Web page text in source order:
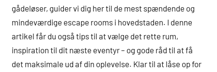
gådeløser, guider vi dig her til de mest spændende og
mindeværdige escape rooms i hovedstaden. I denne
artikel får du også tips til at vælge det rette rum,
inspiration til dit næste eventyr – og gode råd til at få
det maksimale ud af din oplevelse. Klar til at låse op for